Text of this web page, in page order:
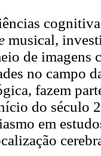
musical,
de imagens
no campo
fazem
do século
em